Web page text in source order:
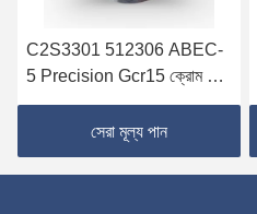
C2S3301 512306 ABEC-
5 Precision Gcr15 ক্রোম স্টীল
ডাবল সারি হুইল হাব লেয়ারিং কিট জন্য
জাগার এক্স-টাইপ এক্স 400 02-04
সেরা মূল্য পান